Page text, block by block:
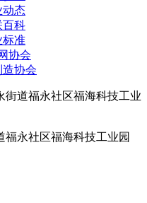
动态
百科
标准
协会
造协会
街道福永社区福海科技工业
永社区福海科技工业园